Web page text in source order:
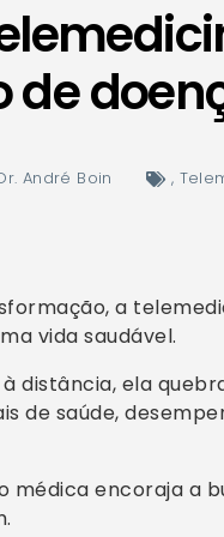
de
André Boin ,
a
vida saudável.
distância, ela
de saúde,
médica encoraja a